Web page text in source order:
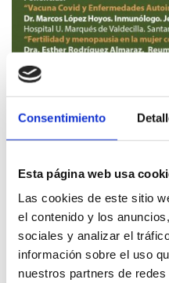
Consentimiento
Esta página web usa
Las cookies de este sitio
el contenido y los
sociales y analizar el
información sobre el uso
nuestros partners de
Santander – 20/10/2021
laII Jornada Virtual de
se emitirá a través de
LupusCantabria.
Reconocida de Interés
Sanidad del Gobierno de